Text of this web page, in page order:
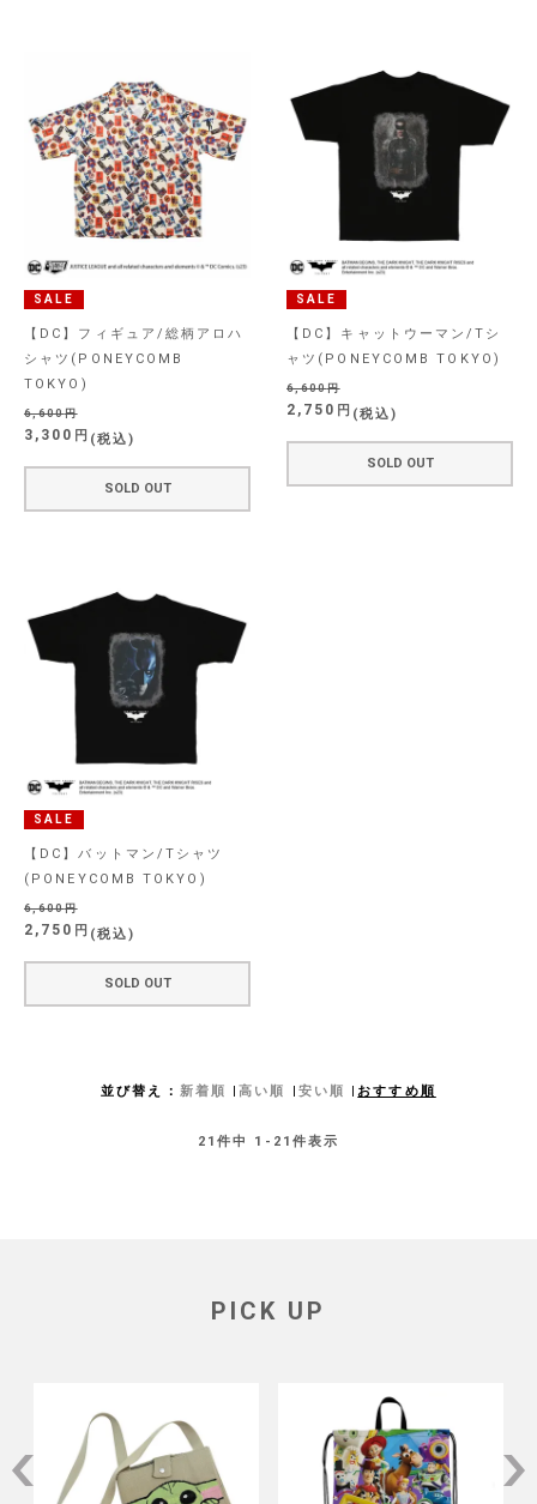
SALE
【DC】フィギュア/総柄アロハ
シャツ(PONEYCOMB
TOKYO)
6,600
3,300 税込
SOLD OUT
SALE
【DC】キャットウーマン/Tシ
ャツ(PONEYCOMB TOKYO)
6,600
2,750 税込
SOLD OUT
SALE
【DC】バットマン/Tシャツ
(PONEYCOMB TOKYO)
6,600
2,750 税込
SOLD OUT
並び替え 新着順 高い順 安い順 おすすめ順
21件中 1 - 21 件表示
PICK UP